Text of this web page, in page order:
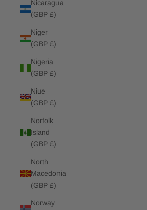
Nicaragua
(GBP £)
Niger
(GBP £)
Nigeria
(GBP £)
Niue
(GBP £)
Norfolk
Island
(GBP £)
North
Macedonia
(GBP £)
Norway